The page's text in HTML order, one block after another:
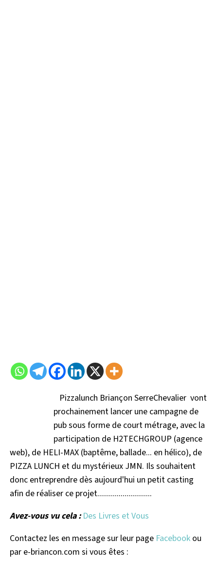
Pizzalunch Briançon SerreChevalier vont
prochainement lancer une campagne de
pub sous forme de court métrage, avec la
participation de H2TECHGROUP (agence
web), de HELI-MAX (baptême, ballade... en hélico), de
PIZZA LUNCH et du mystérieux JMN. Ils souhaitent
donc entreprendre dès aujourd'hui un petit casting
afin de réaliser ce projet............................
Avez-vous vu cela :Des Livres et Vous
Contactez les en message sur leur page Facebook ou
par e-briancon.com si vous êtes :